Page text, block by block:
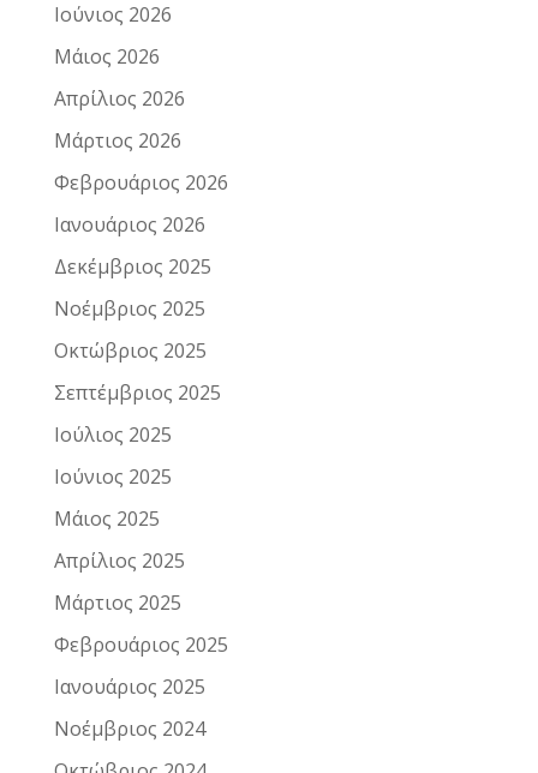
Ιούνιος 2026
Μάιος 2026
Απρίλιος 2026
Μάρτιος 2026
Φεβρουάριος 2026
Ιανουάριος 2026
Δεκέμβριος 2025
Νοέμβριος 2025
Οκτώβριος 2025
Σεπτέμβριος 2025
Ιούλιος 2025
Ιούνιος 2025
Μάιος 2025
Απρίλιος 2025
Μάρτιος 2025
Φεβρουάριος 2025
Ιανουάριος 2025
Νοέμβριος 2024